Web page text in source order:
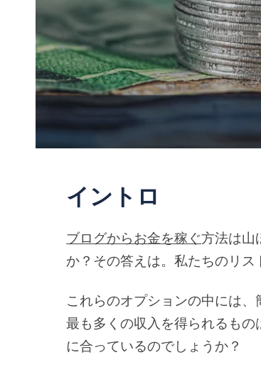
イントロ
ブログからお金を稼ぐ方法は山
か？その答えは。私たちのリス
これらのオプションの中には
最も多くの収入を得られるも
に合っているのでしょうか？